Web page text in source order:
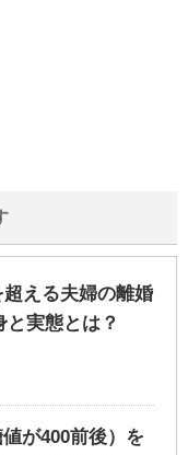
える夫婦の離婚
実態とは？
が400前後）を